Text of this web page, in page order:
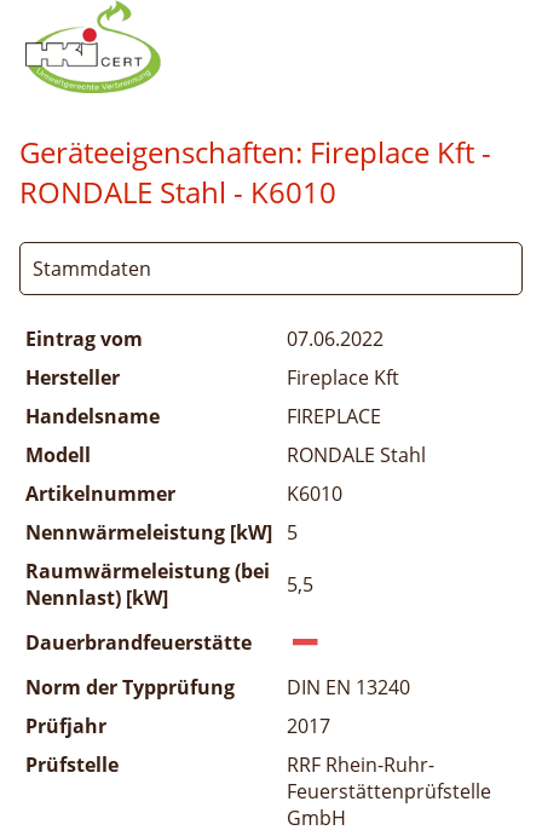
Geräteeigenschaften: Fireplace Kft -
RONDALE Stahl - K6010
Stammdaten
Eintrag vom
07.06.2022
Hersteller
Fireplace Kft
Handelsname
FIREPLACE
Modell
RONDALE Stahl
Artikelnummer
K6010
Nennwärmeleistung [kW] 5
Raumwärmeleistung (bei
Nennlast) [kW]
5,5
Dauerbrandfeuerstätte
Norm der Typprüfung
DIN EN 13240
Prüfjahr
2017
Prüfstelle
RRF Rhein-Ruhr-
Feuerstättenprüfstelle
GmbH